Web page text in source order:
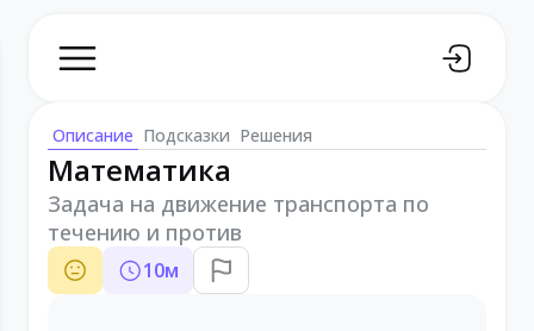
Описание Подсказки Решения
Математика
Задача на движение транспорта по
течению и против
10м